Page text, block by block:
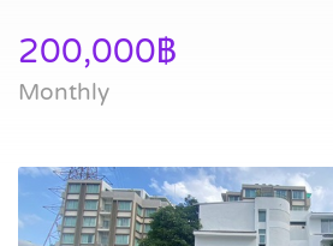
200,000฿
Monthly